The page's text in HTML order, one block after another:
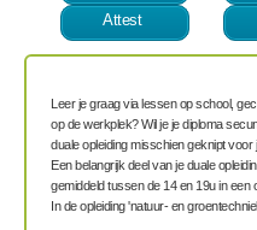
Attest
Leer je graag via lessen op school,
op de werkplek? Wil je je diploma
duale opleiding misschien geknipt voor
Een belangrijk deel van je duale
gemiddeld tussen de 14 en 19u in een
In de opleiding 'natuur- en